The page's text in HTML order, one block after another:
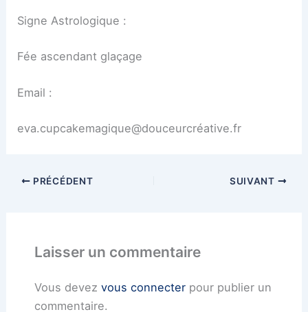
Signe Astrologique :
Fée ascendant glaçage
Email :
eva.cupcakemagique@douceurcréative.fr
PRÉCÉDENT SUIVANT
Laisser un commentaire
Vous devez vous connecterpour publier un
commentaire.